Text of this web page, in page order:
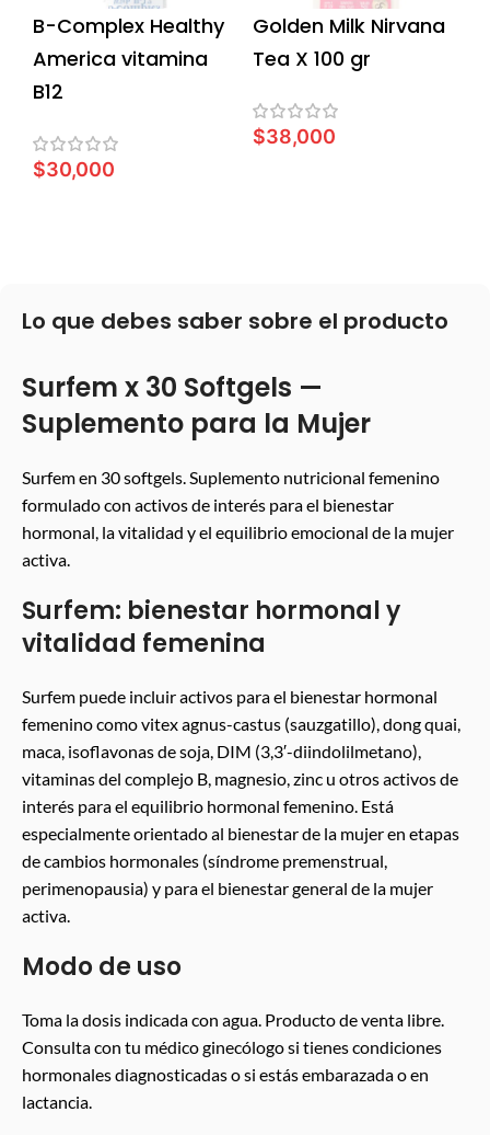
B-Complex Healthy
America vitamina
B12
$30,000
Golden Milk Nirvana
Tea X 100 gr
$38,000
Lo que debes saber sobre el producto
Surfem x 30 Softgels —
Suplemento para la Mujer
Surfem en 30 softgels. Suplemento nutricional femenino
formulado con activos de interés para el bienestar
hormonal, la vitalidad y el equilibrio emocional de la mujer
activa.
Surfem: bienestar hormonal y
vitalidad femenina
Surfem puede incluir activos para el bienestar hormonal
femenino como vitex agnus-castus (sauzgatillo), dong quai,
maca, isoflavonas de soja, DIM (3,3′-diindolilmetano),
vitaminas del complejo B, magnesio, zinc u otros activos de
interés para el equilibrio hormonal femenino. Está
especialmente orientado al bienestar de la mujer en etapas
de cambios hormonales (síndrome premenstrual,
perimenopausia) y para el bienestar general de la mujer
activa.
Modo de uso
Toma la dosis indicada con agua. Producto de venta libre.
Consulta con tu médico ginecólogo si tienes condiciones
hormonales diagnosticadas o si estás embarazada o en
lactancia.